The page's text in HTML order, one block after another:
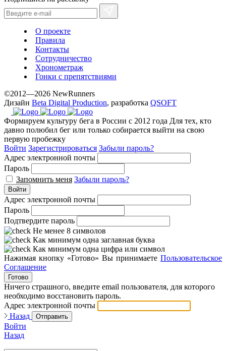
О проекте
Правила
Контакты
Сотрудничество
Хронометраж
Гонки с препятствиями
©2012—2026 NewRunners
Дизайн Beta Digital Production, разработка QSOFT
Формируем культуру бега в России с 2012 года Для тех, кто
давно полюбил бег или только собирается выйти на свою
первую пробежку
Войти Зарегистрироваться Забыли пароль?
Адрес электронной почты
Пароль
Запомнить меня Забыли пароль?
Войти
Адрес электронной почты
Пароль
Подтвердите пароль
Не менее 8 символов
Как минимум одна заглавная буква
Как минимум одна цифра или символ
Нажимая кнопку «Готово» Вы принимаете Пользовательское
Соглашение
Готово
Ничего страшного, введите email пользователя, для которого
необходимо восстановить пароль.
Адрес электронной почты
Назад
Отправить
Войти
Назад